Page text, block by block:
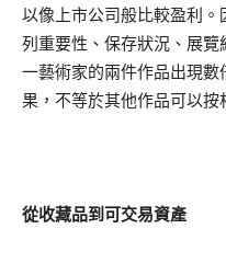
以像上市公司般比較盈利
列重要性、保存狀況、展覽
一藝術家的兩件作品出現
果，不等於其他作品可以按
從收藏品到可交易資產